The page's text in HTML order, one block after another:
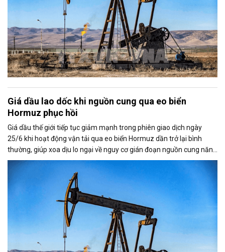
Giá dầu lao dốc khi nguồn cung qua eo biển
Hormuz phục hồi
Giá dầu thế giới tiếp tục giảm mạnh trong phiên giao dịch ngày
25/6 khi hoạt động vận tải qua eo biển Hormuz dần trở lại bình
thường, giúp xoa dịu lo ngại về nguy cơ gián đoạn nguồn cung năng
lượng toàn cầu.